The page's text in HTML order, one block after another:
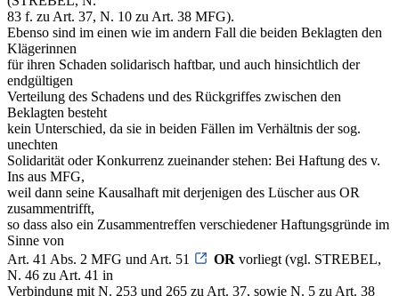
83 f. zu Art. 37, N. 10 zu Art. 38 MFG).
Ebenso sind im einen wie im andern Fall die beiden Beklagten den
Klägerinnen
für ihren Schaden solidarisch haftbar, und auch hinsichtlich der
endgültigen
Verteilung des Schadens und des Rückgriffes zwischen den
Beklagten besteht
kein Unterschied, da sie in beiden Fällen im Verhältnis der sog.
unechten
Solidarität oder Konkurrenz zueinander stehen: Bei Haftung des v.
Ins aus MFG,
weil dann seine Kausalhaft mit derjenigen des Lüscher aus OR
zusammentrifft,
so dass also ein Zusammentreffen verschiedener Haftungsgründe im
Sinne von
Art. 41 Abs. 2 MFG und Art. 51
OR vorliegt (vgl. STREBEL,
N. 46 zu Art. 41 in
Verbindung mit N. 253 und 265 zu Art. 37, sowie N. 5 zu Art. 38